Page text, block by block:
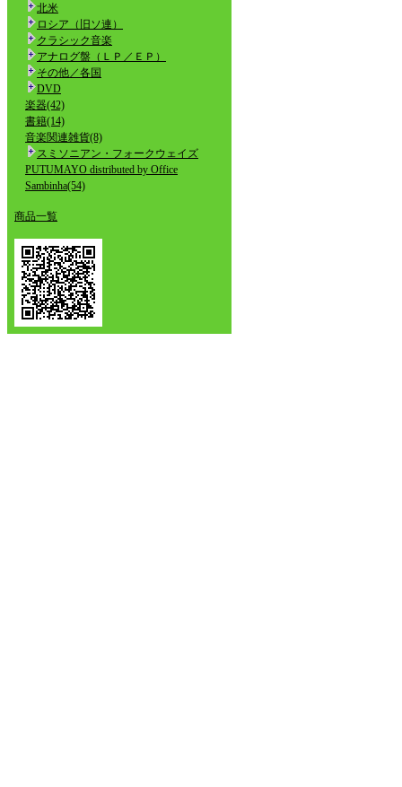
北米
ロシア（旧ソ連）
クラシック音楽
アナログ盤（ＬＰ／ＥＰ）
その他／各国
DVD
楽器(42)
書籍(14)
音楽関連雑貨(8)
スミソニアン・フォークウェイズ
PUTUMAYO distributed by Office
Sambinha(54)
商品一覧